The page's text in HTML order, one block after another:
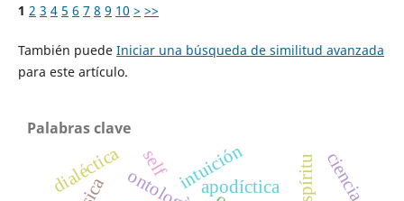
1 2 3 4 5 6 7 8 9 10 > >>
También puede Iniciar una búsqueda de similitud avanzada
para este artículo.
Palabras clave
dialéctica apodíctica
intuición espíritu ciencia
self